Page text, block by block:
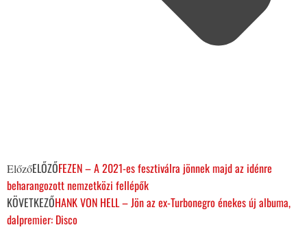
ElőzőELŐZŐFEZEN – A 2021-es fesztiválra jönnek majd az idénre
beharangozott nemzetközi fellépők
KÖVETKEZŐHANK VON HELL – Jön az ex-Turbonegro énekes új albuma,
dalpremier: Disco